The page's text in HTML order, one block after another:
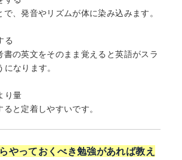
、発音やリズムが体に染み込みます。
る
の英文をそのまま覚えると英語がスラ
なります。
り量
と定着しやすいです。
やっておくべき勉強があれば教え